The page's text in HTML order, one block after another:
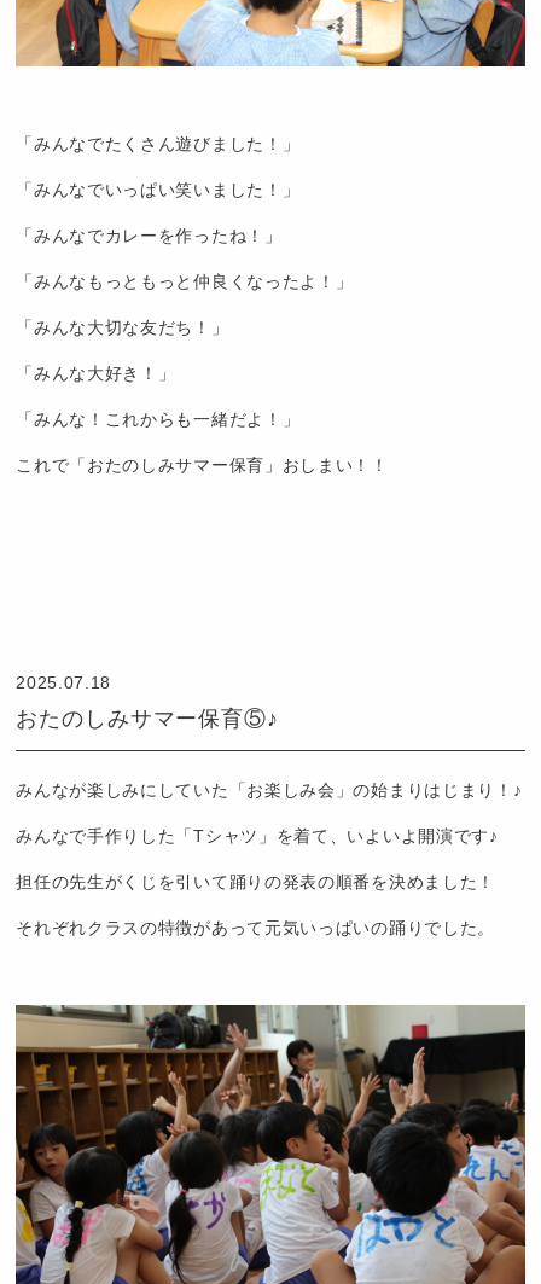
「みんなでたくさん遊びました！」
「みんなでいっぱい笑いました！」
「みんなでカレーを作ったね！」
「みんなもっともっと仲良くなったよ！」
「みんな大切な友だち！」
「みんな大好き！」
「みんな！これからも一緒だよ！」
これで「おたのしみサマー保育」おしまい！！
も
園
つ
め
2025.07.18
おたのしみサマー保育⑤♪
みんなが楽しみにしていた「お楽しみ会」の始まりはじまり！♪
みんなで手作りした「Tシャツ」を着て、いよいよ開演です♪
担任の先生がくじを引いて踊りの発表の順番を決めました！
それぞれクラスの特徴があって元気いっぱいの踊りでした。